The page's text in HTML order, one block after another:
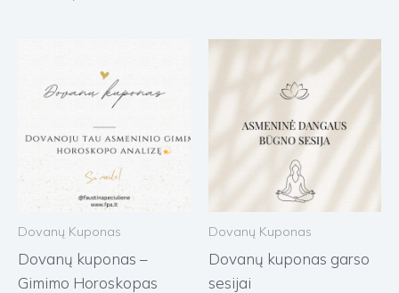
Dovanų Kuponas
Dovanų kuponas –
Gimimo Horoskopas
Dovanų Kuponas
Dovanų kuponas garso
sesijai